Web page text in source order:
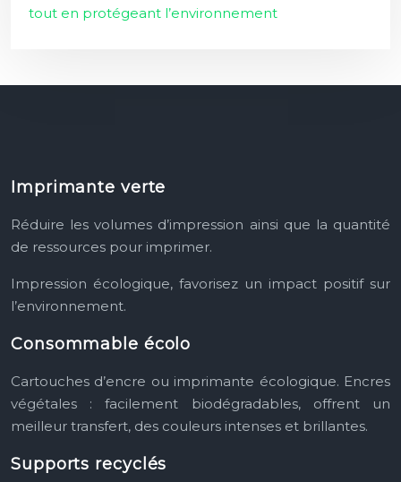
tout en protégeant l’environnement
Imprimante verte
Réduire les volumes d’impression ainsi que la quantité
de ressources pour imprimer.
Impression écologique, favorisez un impact positif sur
l’environnement.
Consommable écolo
Cartouches d’encre ou imprimante écologique. Encres
végétales : facilement biodégradables, offrent un
meilleur transfert, des couleurs intenses et brillantes.
Supports recyclés